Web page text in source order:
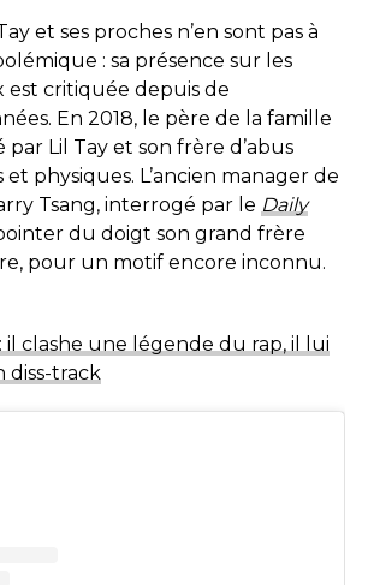
et ses proches n’en sont pas à
: sa présence sur les
est critiquée depuis de
En 2018, le père de la famille
par Lil Tay et son frère d’abus
physiques. L’ancien manager de
Tsang, interrogé par le Daily
du doigt son grand frère
pour un motif encore inconnu.
il clashe une légende du rap, il lui
diss-track